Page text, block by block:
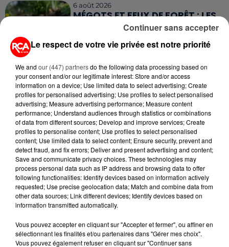
6 août 2026
MÉGOTS ET FEUX DE FORÊT : LES
INDUSTRIELS DU TABAC BIENTÔT
CANICULE : POURQUOI LES
BOUTEILLES D'EAU
DISPARAISSENT DES RAYONS...
5 août 2026
MANGER SAINEMENT COÛTE 25 %
PLUS CHER QU'IL Y A CINQ ANS,
ALERTE L’ONU
5 août 2026
QUELLES SONT LES MARQUES QUI
OFFRENT LE MEILLEUR RAPPORT...
Le respect de votre vie privée est notre priorité
We and our (447) partnersdo the following data processing based on
your consent and/or our legitimate interest: Store and/or access
information on a device; Use limited data to select advertising; Create
profiles for personalised advertising; Use profiles to select personalised
advertising; Measure advertising performance; Measure content
performance; Understand audiences through statistics or combinations
of data from different sources; Develop and improve services; Create
profiles to personalise content; Use profiles to select personalised
content; Use limited data to select content; Ensure security, prevent and
detect fraud, and fix errors; Deliver and present advertising and content;
Save and communicate privacy choices. These technologies may
process personal data such as IP address and browsing data to offer
following functionalities: Identify devices based on information actively
requested; Use precise geolocation data; Match and combine data from
other data sources; Link different devices; Identify devices based on
information transmitted automatically.
Vous pouvez accepter en cliquant sur "Accepter et fermer", ou affiner en
sélectionnant les finalités et/ou partenaires dans "Gérer mes choix".
Vous pouvez également refuser en cliquant sur "Continuer sans
Continuer sans accepter